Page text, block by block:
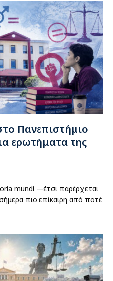
Πανεπιστήμιο
ερωτήματα της
mundi —έτσι παρέρχεται
πιο επίκαιρη από ποτέ